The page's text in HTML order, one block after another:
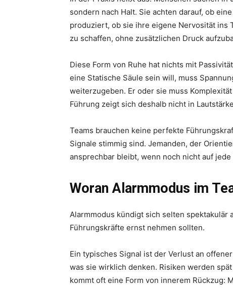
sondern nach Halt. Sie achten darauf, ob
produziert, ob sie ihre eigene Nervosität ins
zu schaffen, ohne zusätzlichen Druck
Diese Form von Ruhe hat nichts mit
eine Statische Säule sein will, muss
weiterzugeben. Er oder sie muss
Führung zeigt sich deshalb nicht in
Teams brauchen keine perfekte
Signale stimmig sind. Jemanden, der
ansprechbar bleibt, wenn noch nicht auf
Woran Alarmmodus im
Alarmmodus kündigt sich selten spektakulär
Führungskräfte ernst nehmen sollten.
Ein typisches Signal ist der Verlust an
was sie wirklich denken. Risiken werden
kommt oft eine Form von innerem Rückzug: